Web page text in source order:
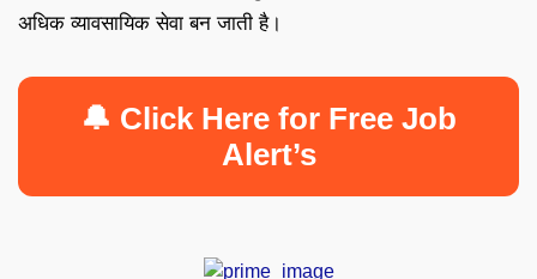
अधिक व्यावसायिक सेवा बन जाती है।
🔔 Click Here for Free Job
Alert’s